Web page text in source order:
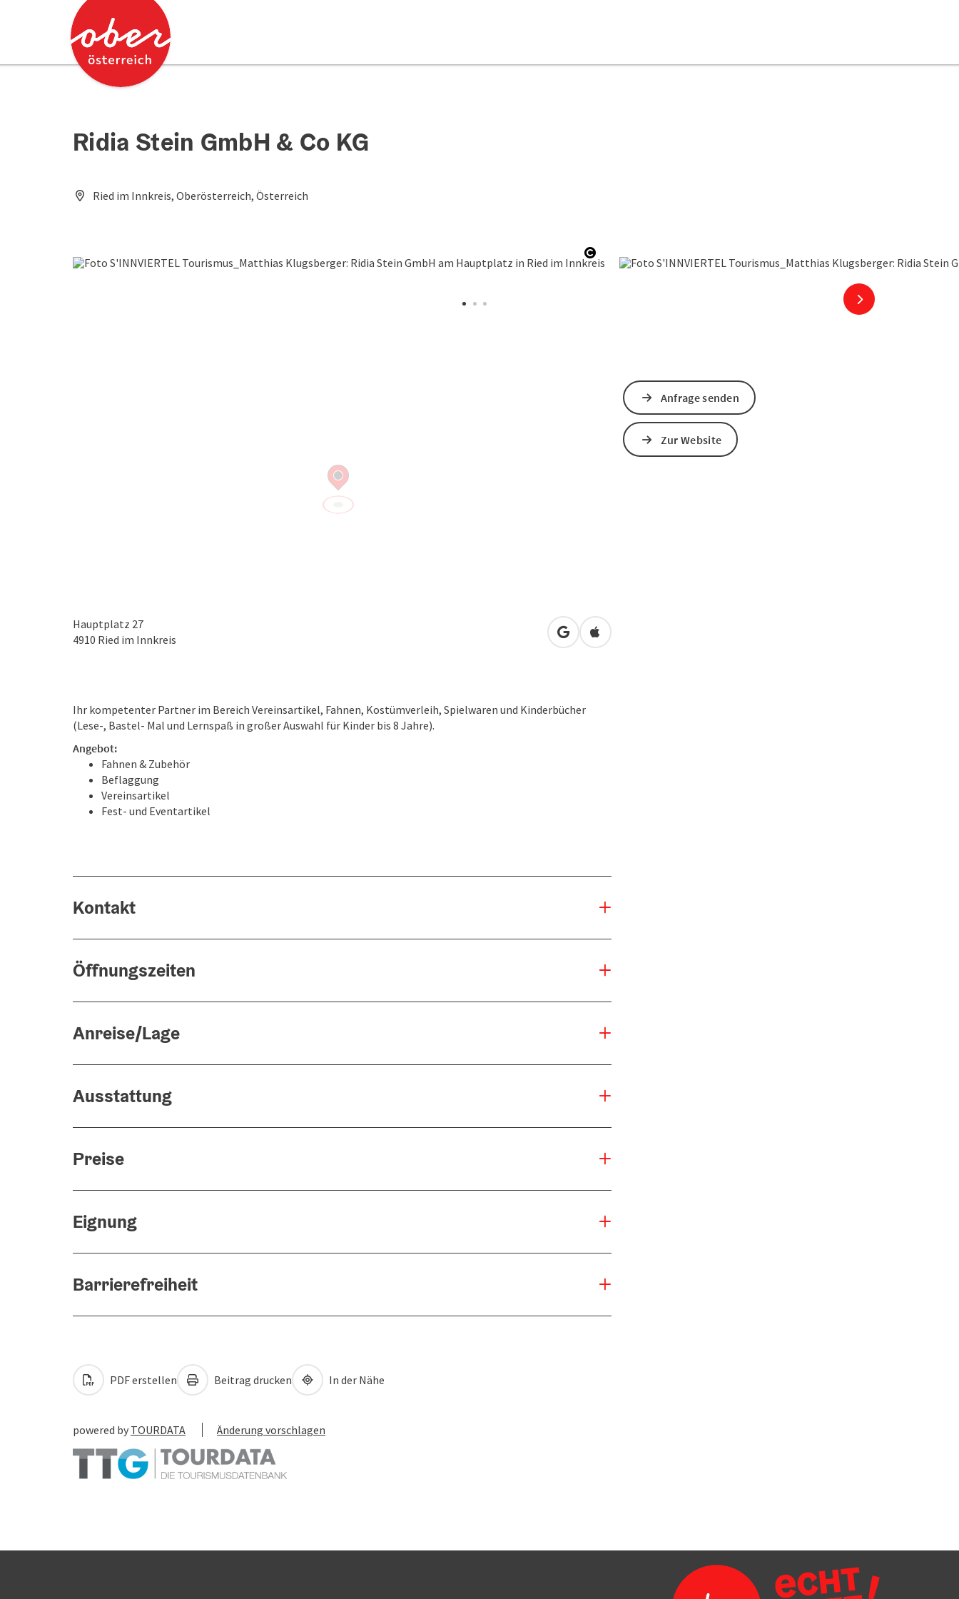
Zum Inhalt
Zum Seitenanfang Accesskey
Ridia Stein GmbH & Co KG
Ried im Innkreis, Oberösterreich, Österreich
Copyright öffnen
nächstes Element
Hauptplatz 27
4910 Ried im Innkreis in Google Maps öffnen
in Apple Maps öffnen
Ihr kompetenter Partner im Bereich Vereinsartikel, Fahnen, Kostümverleih, Spielwaren und Kinderbücher
(Lese-, Bastel- Mal und Lernspaß in großer Auswahl für Kinder bis 8 Jahre).
Angebot:
Fahnen & Zubehör
Beflaggung
Vereinsartikel
Fest- und Eventartikel
Kontakt
Öffnungszeiten
Anreise/Lage
Ausstattung
Preise
Eignung
Barrierefreiheit
Anfrage senden
Zur Website
PDF erstellen Beitrag drucken In der Nähe
powered by TOURDATA Änderung vorschlagen